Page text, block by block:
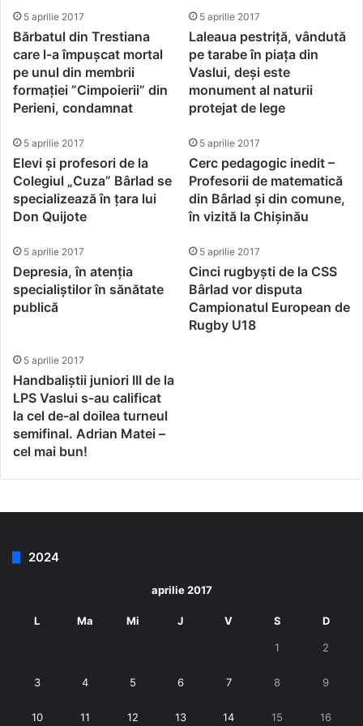
frumusețe incredibilă
5 aprilie 2017
Bărbatul din Trestiana
care l-a împușcat mortal
pe unul din membrii
formației ”Cimpoierii” din
Perieni, condamnat
5 aprilie 2017
Laleaua pestriță, vândută
pe tarabe în piața din
Vaslui, deși este
monument al naturii
protejat de lege
5 aprilie 2017
Elevi și profesori de la
Colegiul „Cuza” Bârlad se
specializează în țara lui
Don Quijote
5 aprilie 2017
Cerc pedagogic inedit –
Profesorii de matematică
din Bârlad și din comune,
în vizită la Chișinău
5 aprilie 2017
Depresia, în atenția
specialiștilor în sănătate
publică
5 aprilie 2017
Cinci rugbyști de la CSS
Bârlad vor disputa
Campionatul European de
Rugby U18
5 aprilie 2017
Handbaliștii juniori III de la
LPS Vaslui s-au calificat
la cel de-al doilea turneul
semifinal. Adrian Matei –
cel mai bun!
2024
aprilie 2017
L Ma Mi J V S D
1 2
3 4 5 6 7 8 9
10 11 12 13 14 15 16